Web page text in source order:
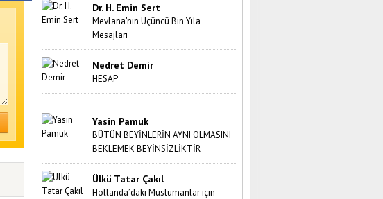
Dr. H. Emin Sert
Mevlana'nın Üçüncü Bin Yıla
Mesajları
Nedret Demir
HESAP
Yasin Pamuk
BÜTÜN BEYİNLERİN AYNI OLMASINI
BEKLEMEK BEYİNSİZLİKTİR
Ülkü Tatar Çakıl
Hollanda’daki Müslümanlar için